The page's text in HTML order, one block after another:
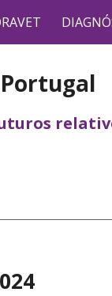
Skip to
4